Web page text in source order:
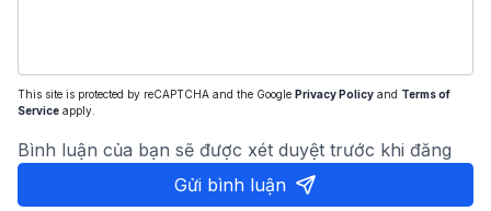
This site is protected by reCAPTCHA and the Google Privacy Policy and Terms of
Service apply.
Bình luận của bạn sẽ được xét duyệt trước khi đăng
Gửi bình luận